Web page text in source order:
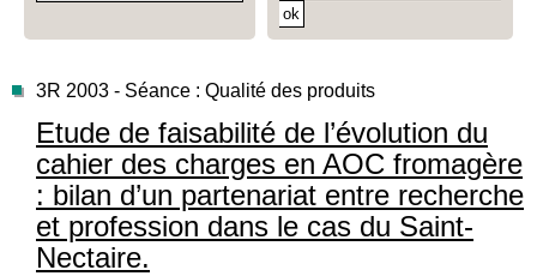
3R 2003 - Séance : Qualité des produits
Etude de faisabilité de l’évolution du
cahier des charges en AOC fromagère
: bilan d’un partenariat entre recherche
et profession dans le cas du Saint-
Nectaire.